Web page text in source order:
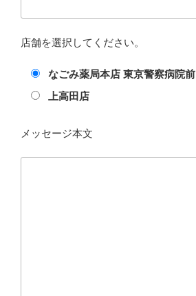
店舗を選択してください。
なごみ薬局本店 東京警察病院前
上高田店
メッセージ本文